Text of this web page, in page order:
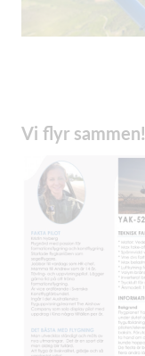
Vi flyr sammen!